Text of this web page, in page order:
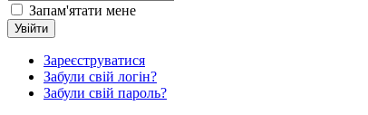
Запам'ятати мене
Увійти
Зареєструватися
Забули свій логін?
Забули свій пароль?